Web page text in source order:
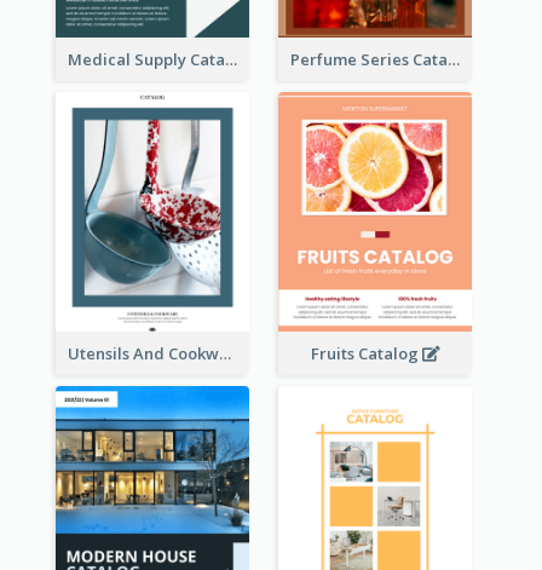
Medical Supply Catalog Perfume Series Catalog
Utensils And Cookware Catalog Fruits Catalog